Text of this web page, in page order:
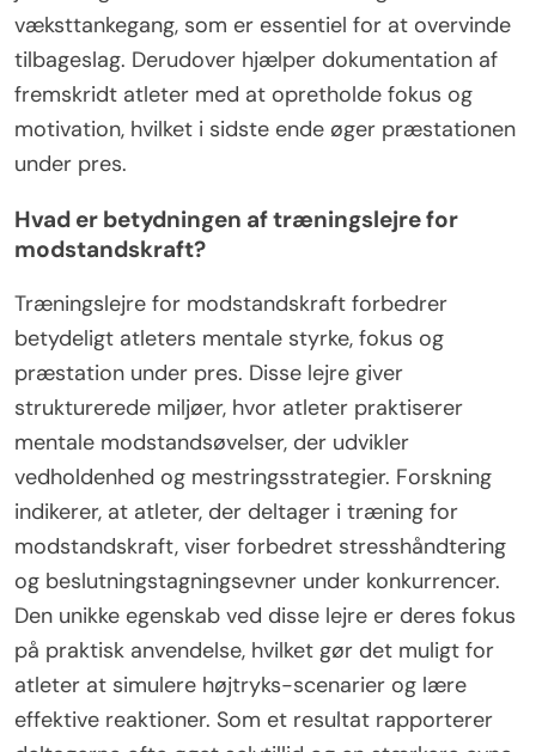
væksttankegang, som er essentiel for at overvinde
tilbageslag. Derudover hjælper dokumentation af
fremskridt atleter med at opretholde fokus og
motivation, hvilket i sidste ende øger præstationen
under pres.
Hvad er betydningen af træningslejre for
modstandskraft?
Træningslejre for modstandskraft forbedrer
betydeligt atleters mentale styrke, fokus og
præstation under pres. Disse lejre giver
strukturerede miljøer, hvor atleter praktiserer
mentale modstandsøvelser, der udvikler
vedholdenhed og mestringsstrategier. Forskning
indikerer, at atleter, der deltager i træning for
modstandskraft, viser forbedret stresshåndtering
og beslutningstagningsevner under konkurrencer.
Den unikke egenskab ved disse lejre er deres fokus
på praktisk anvendelse, hvilket gør det muligt for
atleter at simulere højtryks-scenarier og lære
effektive reaktioner. Som et resultat rapporterer